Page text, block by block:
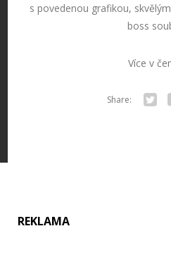
s povedenou grafikou,
boss
Více v
Share:
REKLAMA